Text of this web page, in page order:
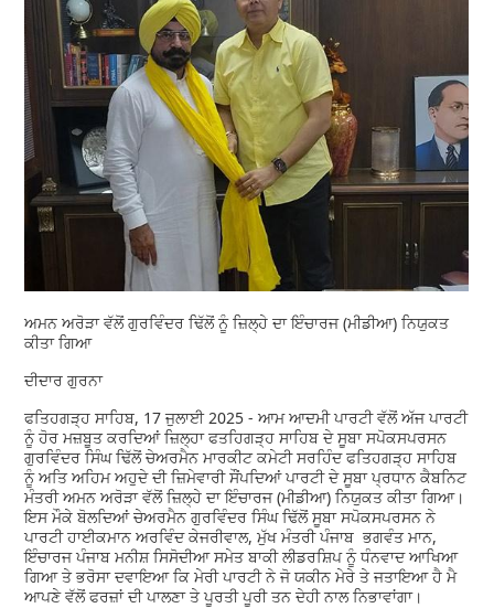
ਅਮਨ ਅਰੋੜਾ ਵੱਲੋਂ ਗੁਰਵਿੰਦਰ ਢਿੱਲੋਂ ਨੂੰ ਜ਼ਿਲ੍ਹੇ ਦਾ ਇੰਚਾਰਜ (ਮੀਡੀਆ) ਨਿਯੁਕਤ
ਕੀਤਾ ਗਿਆ
ਦੀਦਾਰ ਗੁਰਨਾ
ਫਤਿਹਗੜ੍ਹ ਸਾਹਿਬ, 17 ਜੁਲਾਈ 2025 - ਆਮ ਆਦਮੀ ਪਾਰਟੀ ਵੱਲੋਂ ਅੱਜ ਪਾਰਟੀ
ਨੂੰ ਹੋਰ ਮਜ਼ਬੂਤ ਕਰਦਿਆਂ ਜ਼ਿਲ੍ਹਾ ਫਤਹਿਗੜ੍ਹ ਸਾਹਿਬ ਦੇ ਸੂਬਾ ਸਪੋਕਸਪਰਸਨ
ਗੁਰਵਿੰਦਰ ਸਿੰਘ ਢਿੱਲੋਂ ਚੇਅਰਮੈਨ ਮਾਰਕੀਟ ਕਮੇਟੀ ਸਰਹਿੰਦ ਫਤਿਹਗੜ੍ਹ ਸਾਹਿਬ
ਨੂੰ ਅਤਿ ਅਹਿਮ ਅਹੁਦੇ ਦੀ ਜ਼ਿਮੇਵਾਰੀ ਸੌਂਪਦਿਆਂ ਪਾਰਟੀ ਦੇ ਸੂਬਾ ਪ੍ਰਧਾਨ ਕੈਬਨਿਟ
ਮੰਤਰੀ ਅਮਨ ਅਰੋੜਾ ਵੱਲੋਂ ਜ਼ਿਲ੍ਹੇ ਦਾ ਇੰਚਾਰਜ (ਮੀਡੀਆ) ਨਿਯੁਕਤ ਕੀਤਾ ਗਿਆ।
ਇਸ ਮੌਕੇ ਬੋਲਦਿਆਂ ਚੇਅਰਮੈਨ ਗੁਰਵਿੰਦਰ ਸਿੰਘ ਢਿੱਲੋਂ ਸੂਬਾ ਸਪੋਕਸਪਰਸਨ ਨੇ
ਪਾਰਟੀ ਹਾਈਕਮਾਨ ਅਰਵਿੰਦ ਕੇਜਰੀਵਾਲ, ਮੁੱਖ ਮੰਤਰੀ ਪੰਜਾਬ ਭਗਵੰਤ ਮਾਨ,
ਇੰਚਾਰਜ ਪੰਜਾਬ ਮਨੀਸ਼ ਸਿਸੋਦੀਆ ਸਮੇਤ ਬਾਕੀ ਲੀਡਰਸ਼ਿਪ ਨੂੰ ਧੰਨਵਾਦ ਆਖਿਆ
ਗਿਆ ਤੇ ਭਰੋਸਾ ਦਵਾਇਆ ਕਿ ਮੇਰੀ ਪਾਰਟੀ ਨੇ ਜੋ ਯਕੀਨ ਮੇਰੇ ਤੇ ਜਤਾਇਆ ਹੈ ਮੈ
ਆਪਣੇ ਵੱਲੋਂ ਫਰਜ਼ਾਂ ਦੀ ਪਾਲਣਾ ਤੇ ਪੂਰਤੀ ਪੂਰੀ ਤਨ ਦੇਹੀ ਨਾਲ ਨਿਭਾਵਾਂਗਾ।